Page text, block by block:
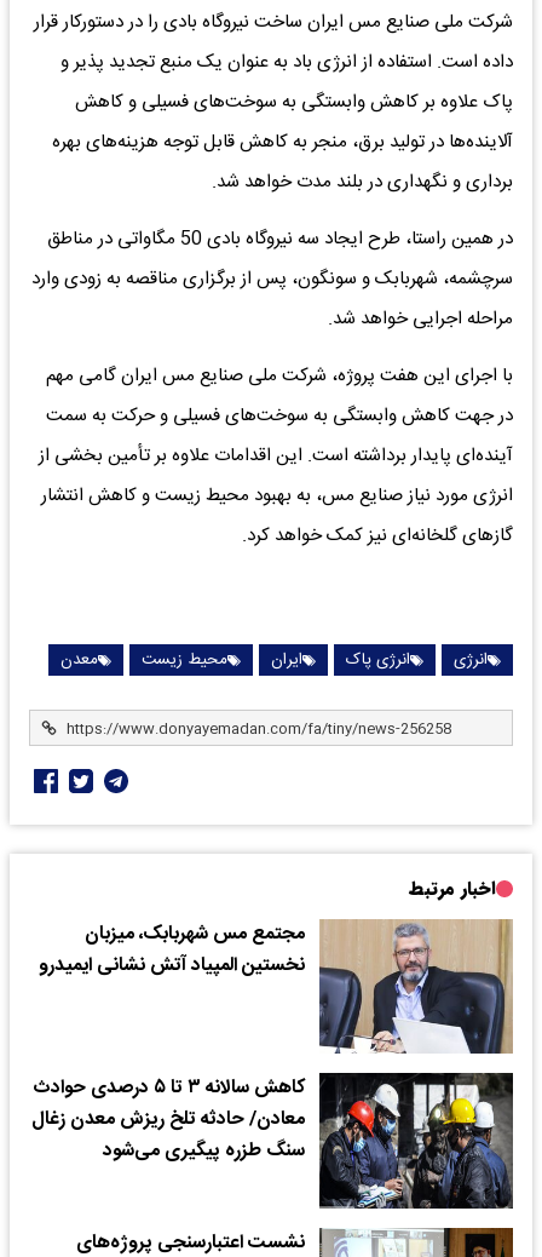
شرکت ملی صنایع مس ایران ساخت نیروگاه بادی را در دستورکار قرار
داده است. استفاده از انرژی باد به عنوان یک منبع تجدید پذیر و
پاک علاوه بر کاهش وابستگی به سوخت‌های فسیلی و کاهش
آلاینده‌ها در تولید برق، منجر به کاهش قابل توجه هزینه‌های بهره
برداری و نگهداری در بلند مدت خواهد شد.
در همین راستا، طرح ایجاد سه نیروگاه بادی 50 مگاواتی در مناطق
سرچشمه، شهربابک و سونگون، پس از برگزاری مناقصه به زودی وارد
مراحله اجرایی خواهد شد.
با اجرای این هفت پروژه، شرکت ملی صنایع مس ایران گامی مهم
در جهت کاهش وابستگی به سوخت‌های فسیلی و حرکت به سمت
آینده‌ای پایدار برداشته است. این اقدامات علاوه بر تأمین بخشی از
انرژی مورد نیاز صنایع مس، به بهبود محیط زیست و کاهش انتشار
گازهای گلخانه‌ای نیز کمک خواهد کرد.
انرژی انرژی پاک ایران محیط زیست معدن
اخبار مرتبط
مجتمع مس شهربابک، میزبان
نخستین المپیاد آتش نشانی ایمیدرو
کاهش سالانه ۳ تا ۵ درصدی حوادث
معادن/ حادثه تلخ ریزش معدن زغال
سنگ طزره پیگیری می‌شود
نشست اعتبارسنجی پروژه‌های